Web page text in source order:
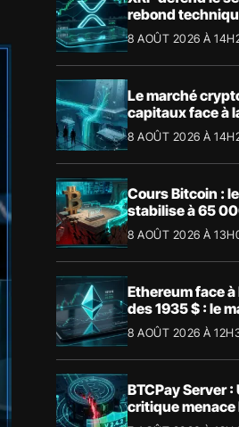
rebond
pause ?
8 AOÛT 2026 À
Le marché
capitaux face à
absolue de
8 AOÛT 2026 À
Cours Bitcoin :
stabilise à 65
niveaux clés à
8 AOÛT 2026 À
Ethereum face
des 1935 $ : le
retient son
8 AOÛT 2026 À
BTCPay Server :
critique menace
Bitcoin